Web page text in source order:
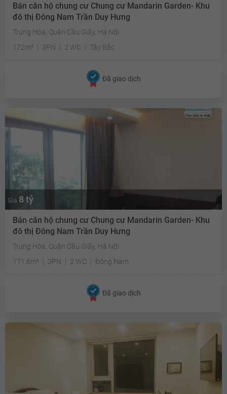
Bán căn hộ chung cư Chung cư Mandarin Garden- Khu
đô thị Đông Nam Trần Duy Hưng
Trung Hòa, Quận Cầu Giấy, Hà Nội
172m²
3PN 2 WC Tây Bắc
Đã giao dịch
Giá 8 tỷ
Bán căn hộ chung cư Chung cư Mandarin Garden- Khu
đô thị Đông Nam Trần Duy Hưng
Trung Hòa, Quận Cầu Giấy, Hà Nội
171.6m²
3PN 2 WC Đông Nam
Đã giao dịch